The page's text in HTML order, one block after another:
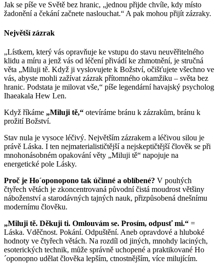
Jak se píše ve Světě bez hranic, „jednou přijde chvíle, kdy místo
žadonění a čekání začnete naslouchat.“ A pak mohou přijít zázraky.
Největší zázrak
„Lístkem, který vás opravňuje ke vstupu do stavu neuvěřitelného
klidu a míru a jenž vás od léčení přivádí ke zhmotnění, je stručná
věta „Miluji tě. Když ji vyslovujete k Božství, očišťujete všechno ve
vás, abyste mohli zažívat zázrak přítomného okamžiku – světa bez
hranic. Podstata je milovat vše,“ píše legendární havajský psycholog
Ihaeakala Hew Len.
Když říkáme „Miluji tě,“ otevíráme bránu k zázrakům, bránu k
prožití Božství.
Stav nula je vysoce léčivý. Největším zázrakem a léčivou silou je
právě Láska. I ten nejmaterialističtější a nejskeptičtější člověk se při
mnohonásobném opakování věty „Miluji tě“ napojuje na
energetické pole Lásky.
Proč je Ho´oponopono tak účinné a oblíbené? V pouhých
čtyřech větách je zkoncentrovaná původní čistá moudrost většiny
náboženství a starodávných tajných nauk, přizpůsobená dnešnímu
modernímu člověku.
„Miluji tě. Děkuji ti. Omlouvám se. Prosím, odpusť mi.“ =
Láska. Vděčnost. Pokání. Odpuštění. Aneb opravdové a hluboké
hodnoty ve čtyřech větách. Na rozdíl od jiných, mnohdy laciných,
esoterických technik, může správně uchopené a praktikované Ho
´oponopno udělat člověka lepším, ctnostnějším, více milujícím.